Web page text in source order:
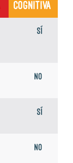
COGNITIVA
Sí
No
Sí
No